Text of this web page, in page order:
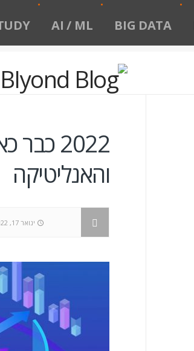
BIG DATA
AI / ML
2022
והאנליטיקה
ינואר 17, 2022